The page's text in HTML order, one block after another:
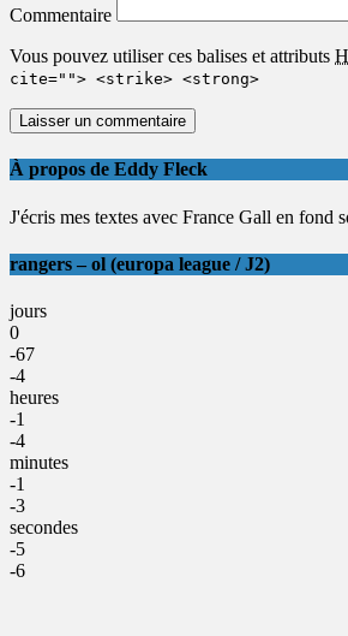
Commentaire
Vous pouvez utiliser ces balises et attributs
cite=""> <strike> <strong>
À propos de Eddy Fleck
J'écris mes textes avec France Gall en fond
rangers – ol (europa league / J2)
jours
0
-67
-4
heures
-1
-4
minutes
-1
-3
secondes
-5
-6